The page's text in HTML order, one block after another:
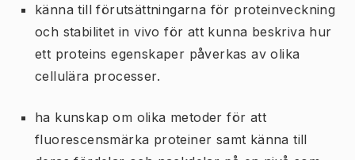
känna till förutsättningarna för proteinveckning
och stabilitet in vivo för att kunna beskriva hur
ett proteins egenskaper påverkas av olika
cellulära processer.
ha kunskap om olika metoder för att
fluorescensmärka proteiner samt känna till